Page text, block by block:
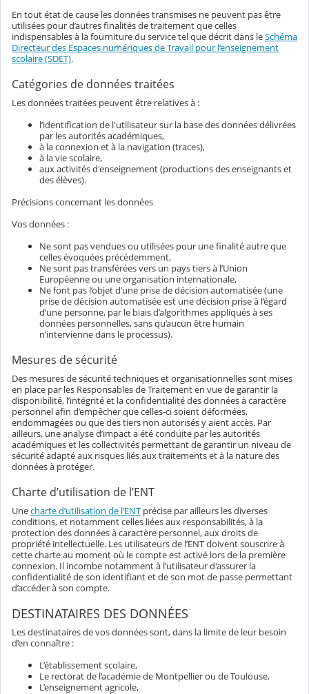
En tout état de cause les données transmises ne peuvent pas être
utilisées pour d’autres finalités de traitement que celles
indispensables à la fourniture du service tel que décrit dans leSchéma
Directeur des Espaces numériques de Travail pour l’enseignement
scolaire (SDET).
Catégories de données traitées
Les données traitées peuvent être relatives à :
l’identification de l'utilisateur sur la base des données délivrées
par les autorités académiques,
à la connexion et à la navigation (traces),
à la vie scolaire,
aux activités d'enseignement (productions des enseignants et
des élèves).
Précisions concernant les données
Vos données :
Ne sont pas vendues ou utilisées pour une finalité autre que
celles évoquées précédemment,
Ne sont pas transférées vers un pays tiers à l’Union
Européenne ou une organisation internationale,
Ne font pas l’objet d’une prise de décision automatisée (une
prise de décision automatisée est une décision prise à l’égard
d’une personne, par le biais d’algorithmes appliqués à ses
données personnelles, sans qu’aucun être humain
n’intervienne dans le processus).
Mesures de sécurité
Des mesures de sécurité techniques et organisationnelles sont mises
en place par les Responsables de Traitement en vue de garantir la
disponibilité, l’intégrité et la confidentialité des données à caractère
personnel afin d’empêcher que celles-ci soient déformées,
endommagées ou que des tiers non autorisés y aient accès. Par
ailleurs, une analyse d’impact a été conduite par les autorités
académiques et les collectivités permettant de garantir un niveau de
sécurité adapté aux risques liés aux traitements et à la nature des
données à protéger.
Charte d’utilisation de l’ENT
Unecharte d’utilisation de l’ENT précise par ailleurs les diverses
conditions, et notamment celles liées aux responsabilités, à la
protection des données à caractère personnel, aux droits de
propriété intellectuelle. Les utilisateurs de l’ENT doivent souscrire à
cette charte au moment où le compte est activé lors de la première
connexion. Il incombe notamment à l’utilisateur d'assurer la
confidentialité de son identifiant et de son mot de passe permettant
d’accéder à son compte.
DESTINATAIRES DES DONNÉES
Les destinataires de vos données sont, dans la limite de leur besoin
d’en connaître :
L’établissement scolaire,
Le rectorat de l’académie de Montpellier ou de Toulouse,
L’enseignement agricole,